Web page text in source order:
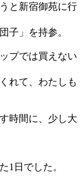
と新宿御苑に行
子」を持参。
プでは買えない
れて、わたしも
時間に、少し大
1日でした。